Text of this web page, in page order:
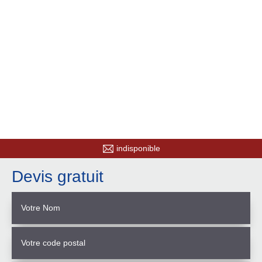
indisponible
Devis gratuit